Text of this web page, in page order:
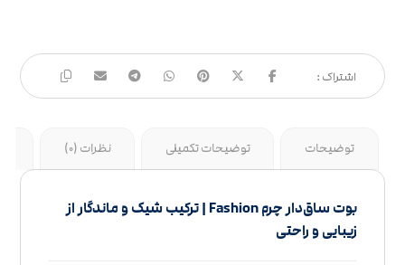
توضیحات توضیحات تکمیلی نظرات (0)
بوت ساق‌دار چرم Fashion | ترکیب شیک و ماندگار از
زیبایی و راحتی